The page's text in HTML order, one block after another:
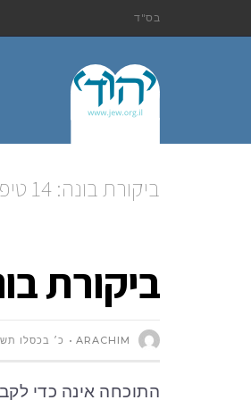
בס"ד
ביקורת בונה: 14 טיפים
ביקורת בונה: 14
כ׳ בכסלו תשע״ו
התוכחה אינה כדי